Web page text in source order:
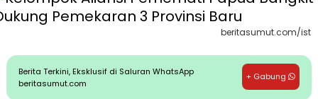
beritasumut.com/ist
Berita Terkini, Eksklusif di Saluran WhatsApp
beritasumut.com
+ Gabung